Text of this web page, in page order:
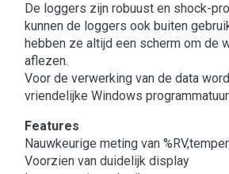
De loggers zijn robuust en shock-
kunnen de loggers ook buiten
hebben ze altijd een scherm om de
aflezen.
Voor de verwerking van de data
vriendelijke Windows
Features
Nauwkeurige meting van
Voorzien van duidelijk display